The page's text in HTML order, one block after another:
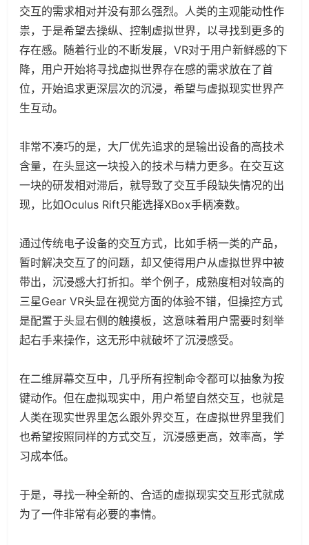
交互的需求相对并没有那么强烈。人类的主观能动性作
祟，于是希望去操纵、控制虚拟世界，以寻找到更多的
存在感。随着行业的不断发展，VR对于用户新鲜感的下
降，用户开始将寻找虚拟世界存在感的需求放在了首
位，开始追求更深层次的沉浸，希望与虚拟现实世界产
生互动。
非常不凑巧的是，大厂优先追求的是输出设备的高技术
含量，在头显这一块投入的技术与精力更多。在交互这
一块的研发相对滞后，就导致了交互手段缺失情况的出
现，比如Oculus Rift只能选择XBox手柄凑数。
通过传统电子设备的交互方式，比如手柄一类的产品，
暂时解决交互了的问题，却又使得用户从虚拟世界中被
带出，沉浸感大打折扣。举个例子，成熟度相对较高的
三星Gear VR头显在视觉方面的体验不错，但操控方式
是配置于头显右侧的触摸板，这意味着用户需要时刻举
起右手来操作，这无形中就破坏了沉浸感受。
在二维屏幕交互中，几乎所有控制命令都可以抽象为按
键动作。但在虚拟现实中，用户希望自然交互，也就是
人类在现实世界里怎么跟外界交互，在虚拟世界里我们
也希望按照同样的方式交互，沉浸感更高，效率高，学
习成本低。
于是，寻找一种全新的、合适的虚拟现实交互形式就成
为了一件非常有必要的事情。